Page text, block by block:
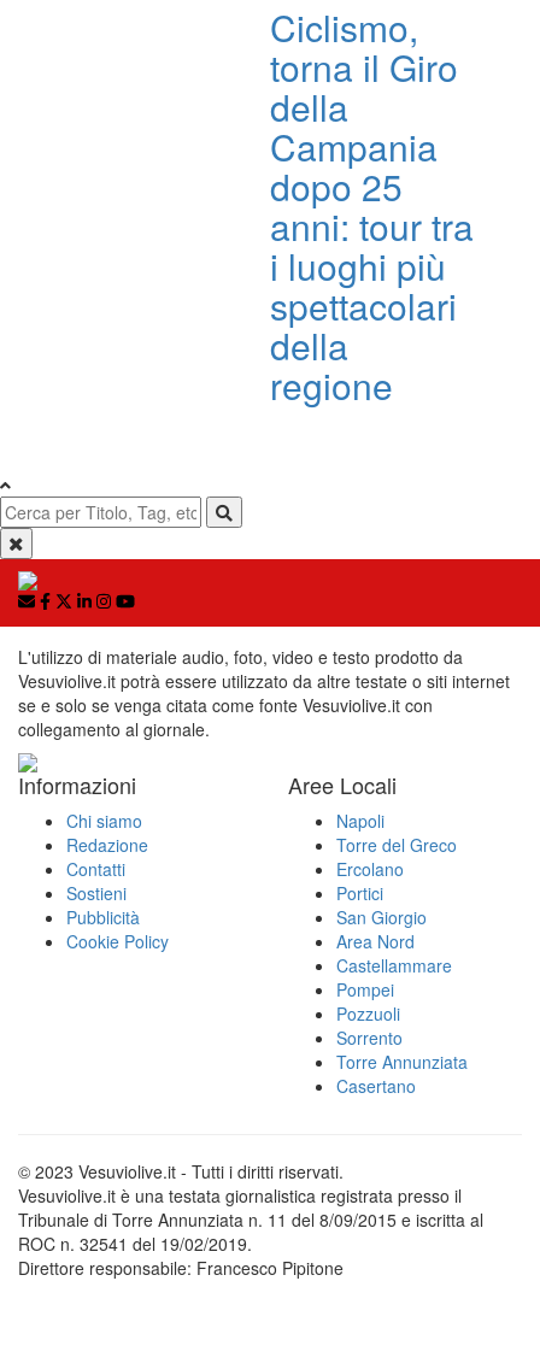
Ciclismo,
torna il Giro
della
Campania
dopo 25
anni: tour tra
i luoghi più
spettacolari
della
regione
L'utilizzo di materiale audio, foto, video e testo prodotto da
Vesuviolive.it potrà essere utilizzato da altre testate o siti internet
se e solo se venga citata come fonte Vesuviolive.it con
collegamento al giornale.
Informazioni
Chi siamo
Redazione
Contatti
Sostieni
Pubblicità
Cookie Policy
Aree Locali
Napoli
Torre del Greco
Ercolano
Portici
San Giorgio
Area Nord
Castellammare
Pompei
Pozzuoli
Sorrento
Torre Annunziata
Casertano
© 2023 Vesuviolive.it - Tutti i diritti riservati.
Vesuviolive.it è una testata giornalistica registrata presso il
Tribunale di Torre Annunziata n. 11 del 8/09/2015 e iscritta al
ROC n. 32541 del 19/02/2019.
Direttore responsabile: Francesco Pipitone